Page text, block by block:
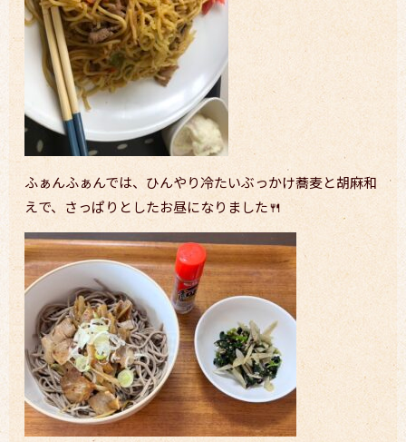
ふぁんふぁんでは、ひんやり冷たいぶっかけ蕎麦と胡麻和
えで、さっぱりとしたお昼になりました🍴